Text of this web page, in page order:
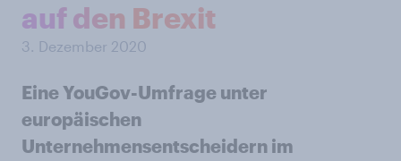
auf den Brexit
3. Dezember 2020
Eine YouGov-Umfrage unter
europäischen
Unternehmensentscheidern im